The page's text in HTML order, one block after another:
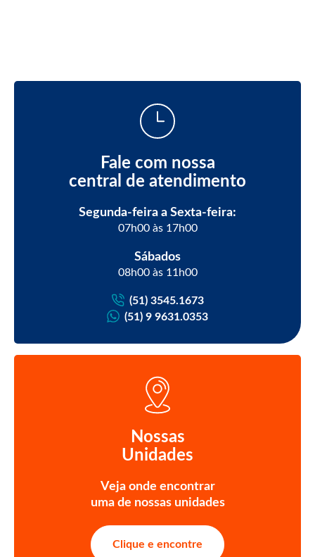
Fale com nossa
central de atendimento
Segunda-feira a Sexta-feira:
07h00 às 17h00
Sábados
08h00 às 11h00
(51) 3545.1673
(51) 9 9631.0353
Nossas
Unidades
Veja onde encontrar
uma de nossas unidades
Clique e encontre